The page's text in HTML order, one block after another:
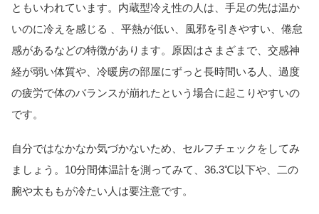
ともいわれています。内蔵型冷え性の人は、手足の先は温か
いのに冷えを感じる 、平熱が低い、風邪を引きやすい、倦怠
感があるなどの特徴があります。原因はさまざまで、交感神
経が弱い体質や、冷暖房の部屋にずっと長時間いる人、過度
の疲労で体のバランスが崩れたという場合に起こりやすいの
です。
自分ではなかなか気づかないため、セルフチェックをしてみ
ましょう。10分間体温計を測ってみて、36.3℃以下や、二の
腕や太ももが冷たい人は要注意です。